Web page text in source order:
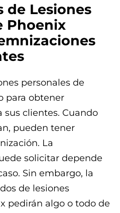
de Lesiones
Phoenix
personales de
para obtener
sus clientes. Cuando
pueden tener
La
solicitar depende
Sin embargo, la
de lesiones
pedirán algo o todo de